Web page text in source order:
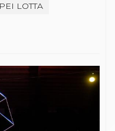
LOTTA